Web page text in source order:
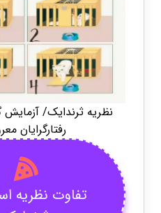
نظریه ثرندایک/ آزمایش
رفتارگرایان
تفاوت نظریه